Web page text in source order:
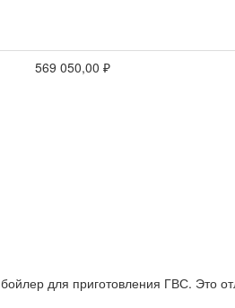
569 050,00 ₽
для приготовления ГВС. Это